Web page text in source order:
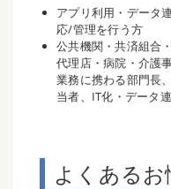
アプリ利用・データ
応/管理を行う方
公共機関・共済組合
代理店・病院・介護
業務に携わる部門長
当者、IT化・データ
よくあるお